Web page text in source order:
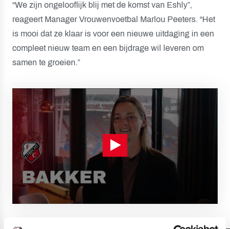
“We zijn ongelooflijk blij met de komst van Eshly”,
reageert Manager Vrouwenvoetbal Marlou Peeters. “Het
is mooi dat ze klaar is voor een nieuwe uitdaging in een
compleet nieuw team en een bijdrage wil leveren om
samen te groeien.”